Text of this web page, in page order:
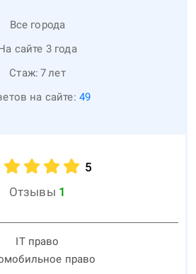
Все города
сайте 3 года
Стаж: 7лет
на сайте: 49
5
Отзывы 1
IT право
право